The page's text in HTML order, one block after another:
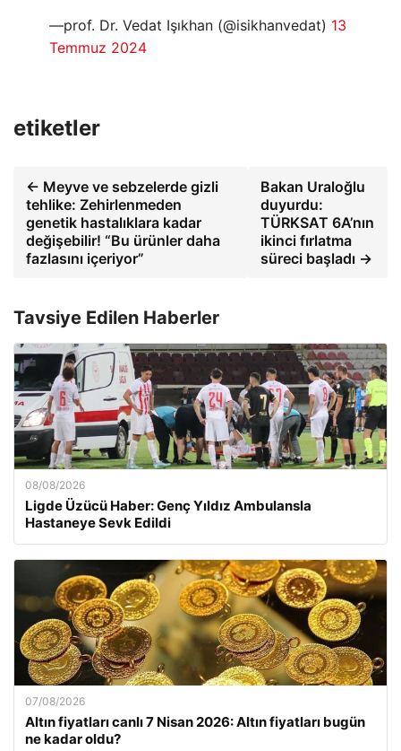
—prof. Dr. Vedat Işıkhan (@isikhanvedat) 13
Temmuz 2024
etiketler
← Meyve ve sebzelerde gizli
tehlike: Zehirlenmeden
genetik hastalıklara kadar
değişebilir! “Bu ürünler daha
fazlasını içeriyor”
Bakan Uraloğlu
duyurdu:
TÜRKSAT 6A’nın
ikinci fırlatma
süreci başladı →
Tavsiye Edilen Haberler
08/08/2026
Ligde Üzücü Haber: Genç Yıldız Ambulansla
Hastaneye Sevk Edildi
07/08/2026
Altın fiyatları canlı 7 Nisan 2026: Altın fiyatları bugün
ne kadar oldu?